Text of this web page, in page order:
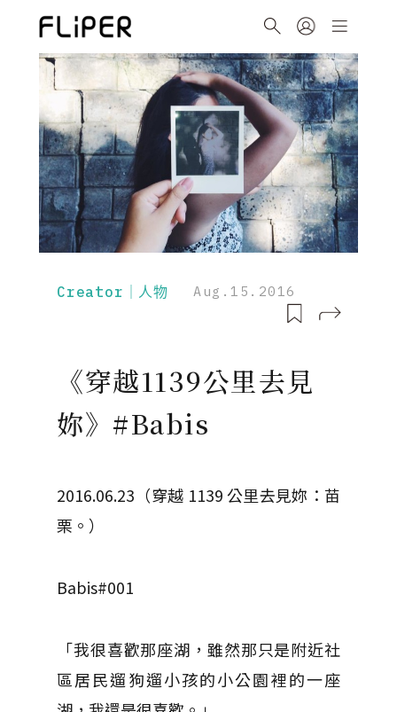
Creator｜人物 Aug.15.2016
《穿越1139公里去見
妳》#Babis
2016.06.23（穿越 1139 公里去見妳：苗
栗。）
Babis#001
「我很喜歡那座湖，雖然那只是附近社
區居民遛狗遛小孩的小公園裡的一座